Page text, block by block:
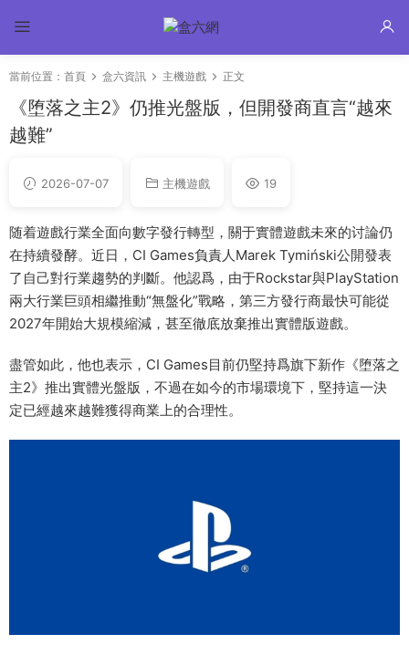
當前位置： 首頁 盒六資訊 主機遊戲 正文
《堕落之主2》仍推光盤版，但開發商直言“越來
越難”
2026-07-07 主機遊戲 19
随着遊戲行業全面向數字發行轉型，關于實體遊戲未來的讨論仍
在持續發酵。近日，CI Games負責人Marek Tymiński公開發表
了自己對行業趨勢的判斷。他認爲，由于Rockstar與PlayStation
兩大行業巨頭相繼推動“無盤化”戰略，第三方發行商最快可能從
2027年開始大規模縮減，甚至徹底放棄推出實體版遊戲。
盡管如此，他也表示，CI Games目前仍堅持爲旗下新作《堕落之
主2》推出實體光盤版，不過在如今的市場環境下，堅持這一決
定已經越來越難獲得商業上的合理性。